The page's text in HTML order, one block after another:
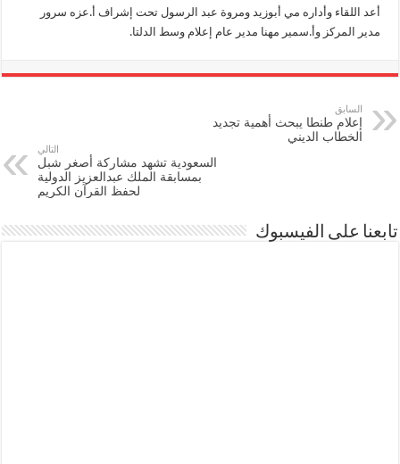
أعد اللقاء وأداره مي أبوزيد ومروة عبد الرسول تحت إشراف أ.عزه سرور
مدير المركز وأ.سمير مهنا مدير عام إعلام وسط الدلتا.
السابق
إعلام طنطا يبحث أهمية تجديد
الخطاب الديني
التالي
السعودية تشهد مشاركة أصغر شبل
بمسابقة الملك عبدالعزيز الدولية
لحفظ القرآن الكريم
تابعنا على الفيسبوك